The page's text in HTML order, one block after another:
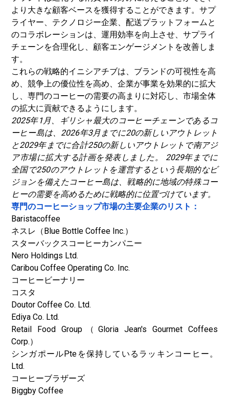
より大きな顧客ベースを獲得することができます。サプ
ライヤー、テクノロジー企業、配送プラットフォームと
のコラボレーションは、運用効率を向上させ、サプライ
チェーンを合理化し、顧客エンゲージメントを改善しま
す。
これらの戦略的イニシアチブは、ブランドの可視性を高
め、競争上の優位性を高め、企業が事業を効果的に拡大
し、専門のコーヒーの需要の高まりに対応し、市場全体
の拡大に貢献できるようにします。
2025年1月、ギリシャ最大のコーヒーチェーンであるコ
ーヒー島は、2026年3月までに20の新しいアウトレット
と2029年までに合計250の新しいアウトレットで南アジ
ア市場に拡大する計画を発表しました。 2029年までに
全国で250のアウトレットを運営するという長期的なビ
ジョンを備えたコーヒー島は、戦略的に地域の特殊コー
ヒーの需要を高めるために戦略的に位置づけています。
専門のコーヒーショップ市場の主要企業のリスト：
Baristacoffee
ネスレ（Blue Bottle Coffee Inc.）
スターバックスコーヒーカンパニー
Nero Holdings Ltd.
Caribou Coffee Operating Co. Inc.
コーヒービーナリー
コスタ
Doutor Coffee Co. Ltd.
Ediya Co. Ltd.
Retail Food Group（Gloria Jean's Gourmet Coffees
Corp.）
シンガポールPteを保持しているラッキンコーヒー。
Ltd.
コーヒーブラザーズ
Biggby Coffee